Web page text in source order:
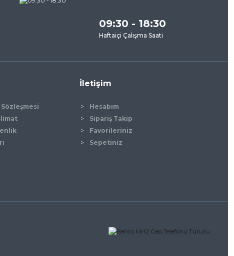
09:30 - 18:30
Haftaiçi Çalışma Saati
Sözleşmesi
İletişim
Hesabım
Sipariş Takip
Favorileriniz
Sepetiniz